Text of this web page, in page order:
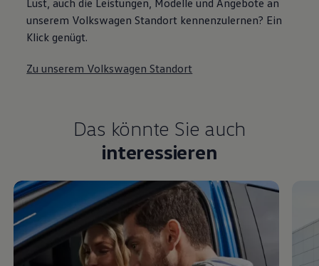
unserem Volkswagen Standort kennenzulernen? Ein
Klick genügt.
Zu unserem Volkswagen Standort
Das könnte Sie auch
interessieren